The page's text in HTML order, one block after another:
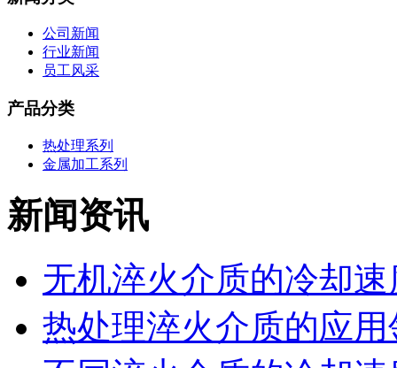
公司新闻
行业新闻
员工风采
产品分类
热处理系列
金属加工系列
新闻资讯
无机淬火介质的冷却
热处理淬火介质的应用